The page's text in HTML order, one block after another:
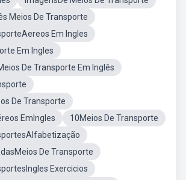
Meios De Transporte
Em Ingles
Em Ingles
De Transporte Em Inglês
De Transporte
EmIngles
10Meios De Transporte
De Transporte
Exercicios